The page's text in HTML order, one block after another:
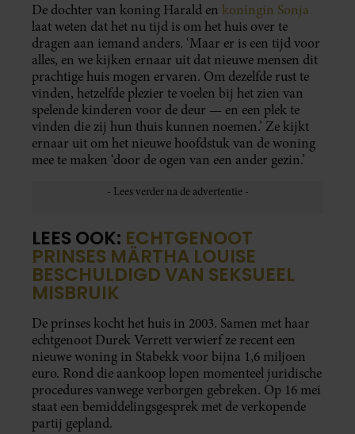
De dochter van koning Harald en koningin Sonja
laat weten dat het nu tijd is om het huis over te
dragen aan iemand anders. ‘Maar er is een tijd voor
alles, en we kijken ernaar uit dat nieuwe mensen dit
prachtige huis mogen ervaren. Om dezelfde rust te
vinden, hetzelfde plezier te voelen bij het zien van
spelende kinderen voor de deur — en een plek te
vinden die zij hun thuis kunnen noemen.’ Ze kijkt
ernaar uit om het nieuwe hoofdstuk van de woning
mee te maken ‘door de ogen van een ander gezin.’
LEES OOK: ECHTGENOOT
PRINSES MÄRTHA LOUISE
BESCHULDIGD VAN SEKSUEEL
MISBRUIK
De prinses kocht het huis in 2003. Samen met haar
echtgenoot Durek Verrett verwierf ze recent een
nieuwe woning in Stabekk voor bijna 1,6 miljoen
euro. Rond die aankoop lopen momenteel juridische
procedures vanwege verborgen gebreken. Op 16 mei
staat een bemiddelingsgesprek met de verkopende
partij gepland.